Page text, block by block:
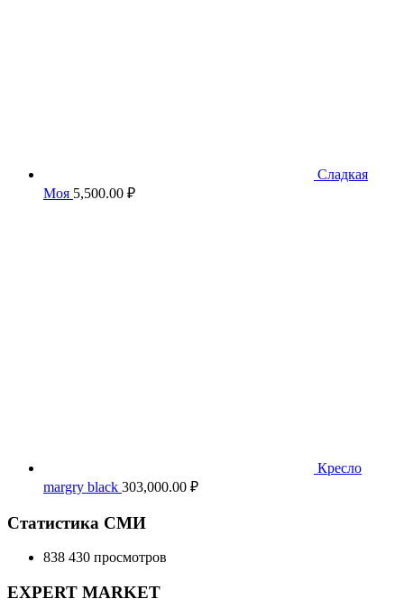
Сладкая
Моя 5,500.00 ₽
Кресло
margry black 303,000.00 ₽
Статистика СМИ
838 430 просмотров
EXPERT MARKET